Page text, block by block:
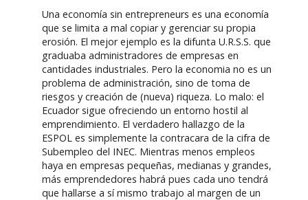
Una economía sin entrepreneurs es una economía
que se limita a mal copiar y gerenciar su propia
erosión. El mejor ejemplo es la difunta U.R.S.S. que
graduaba administradores de empresas en
cantidades industriales. Pero la economia no es un
problema de administración, sino de toma de
riesgos y creación de (nueva) riqueza. Lo malo: el
Ecuador sigue ofreciendo un entorno hostil al
emprendimiento. El verdadero hallazgo de la
ESPOL es simplemente la contracara de la cifra de
Subempleo del INEC. Mientras menos empleos
haya en empresas pequeñas, medianas y grandes,
más emprendedores habrá pues cada uno tendrá
que hallarse a sí mismo trabajo al margen de un